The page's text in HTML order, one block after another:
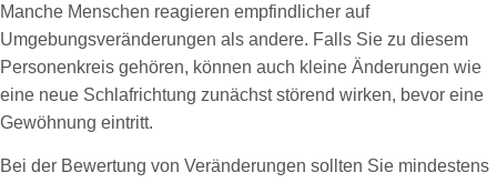
Manche Menschen reagieren empfindlicher auf
Umgebungsveränderungen als andere. Falls Sie zu diesem
Personenkreis gehören, können auch kleine Änderungen wie
eine neue Schlafrichtung zunächst störend wirken, bevor eine
Gewöhnung eintritt.
Bei der Bewertung von Veränderungen sollten Sie mindestens